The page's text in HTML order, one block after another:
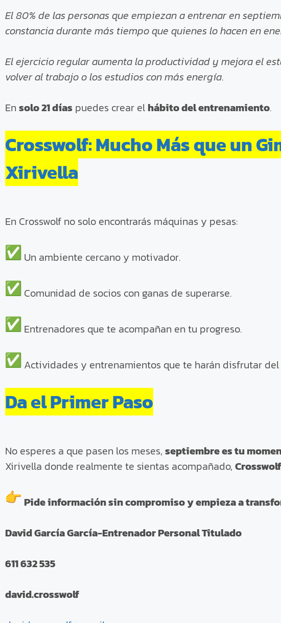
El 80% de las personas que empiezan a entrenar en
constancia durante más tiempo que quienes lo hacen en
El ejercicio regular aumenta la productividad y mejora el
volver al trabajo o los estudios con más energía.
En solo 21 días puedes crear el hábito del entrenamiento.
Crosswolf: Mucho Más que un
Xirivella
En Crosswolf no solo encontrarás máquinas y pesas:
Un ambiente cercano y motivador.
Comunidad de socios con ganas de superarse.
Entrenadores que te acompañan en tu progreso.
Actividades y entrenamientos que te harán disfrutar
Da el Primer Paso
No esperes a que pasen los meses, septiembre es tu
Xirivella donde realmente te sientas acompañado,
Pide información sin compromiso y empieza a
David García García-Entrenador Personal Titulado
611 632 535
david.crosswolf